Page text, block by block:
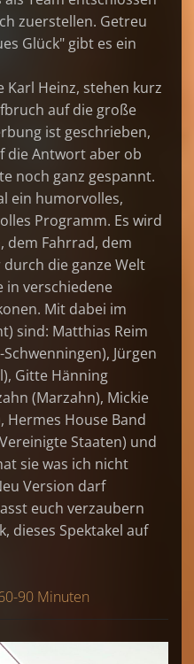
zuerstellen. Getreu
Glück" gibt es ein
Karl Heinz, stehen kurz
auf die große
ist geschrieben,
die Antwort aber ob
noch ganz gespannt.
ein humorvolles,
Programm. Es wird
dem Fahrrad, dem
die ganze Welt
in verschiedene
Mit dabei im
sind: Matthias Reim
Jürgen
Gitte Hänning
(Marzahn), Mickie
Hermes House Band
Staaten) und
sie was ich nicht
Version darf
euch verzaubern
dieses Spektakel auf
90 Minuten